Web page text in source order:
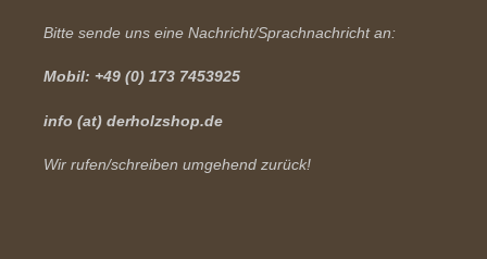
Bitte sende uns eine Nachricht/Sprachnachricht an:
Mobil: +49 (0) 173 7453925
info (at) derholzshop.de
Wir rufen/schreiben umgehend zurück!